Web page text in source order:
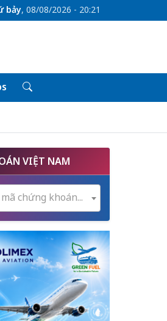
bảy, 08/08/2026 - 20:21
VIỆT NAM
chứng khoán...